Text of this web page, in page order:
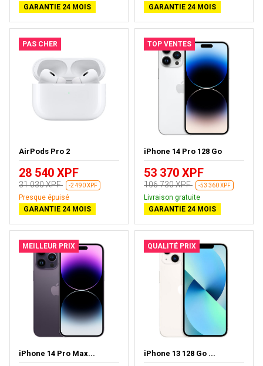
GARANTIE 24 MOIS
GARANTIE 24 MOIS
PAS CHER
AirPods Pro 2
28 540 XPF
31 030 XPF -2 490 XPF
Presque épuisé
GARANTIE 24 MOIS
TOP VENTES
iPhone 14 Pro 128 Go
53 370 XPF
106 730 XPF -53 360 XPF
Livraison gratuite
GARANTIE 24 MOIS
MEILLEUR PRIX
iPhone 14 Pro Max...
QUALITÉ PRIX
iPhone 13 128 Go ...